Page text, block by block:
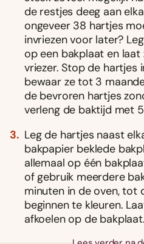
de restjes deeg aan
ongeveer 38 hartjes
invriezen voor later?
op een bakplaat en
vriezer. Stop de hartjes
bewaar ze tot 3
de bevroren hartjes
verleng de baktijd met
Leg de hartjes naast
bakpapier beklede
allemaal op één
of gebruik meerdere
minuten in de oven, tot
beginnen te kleuren.
afkoelen op de bakplaat.